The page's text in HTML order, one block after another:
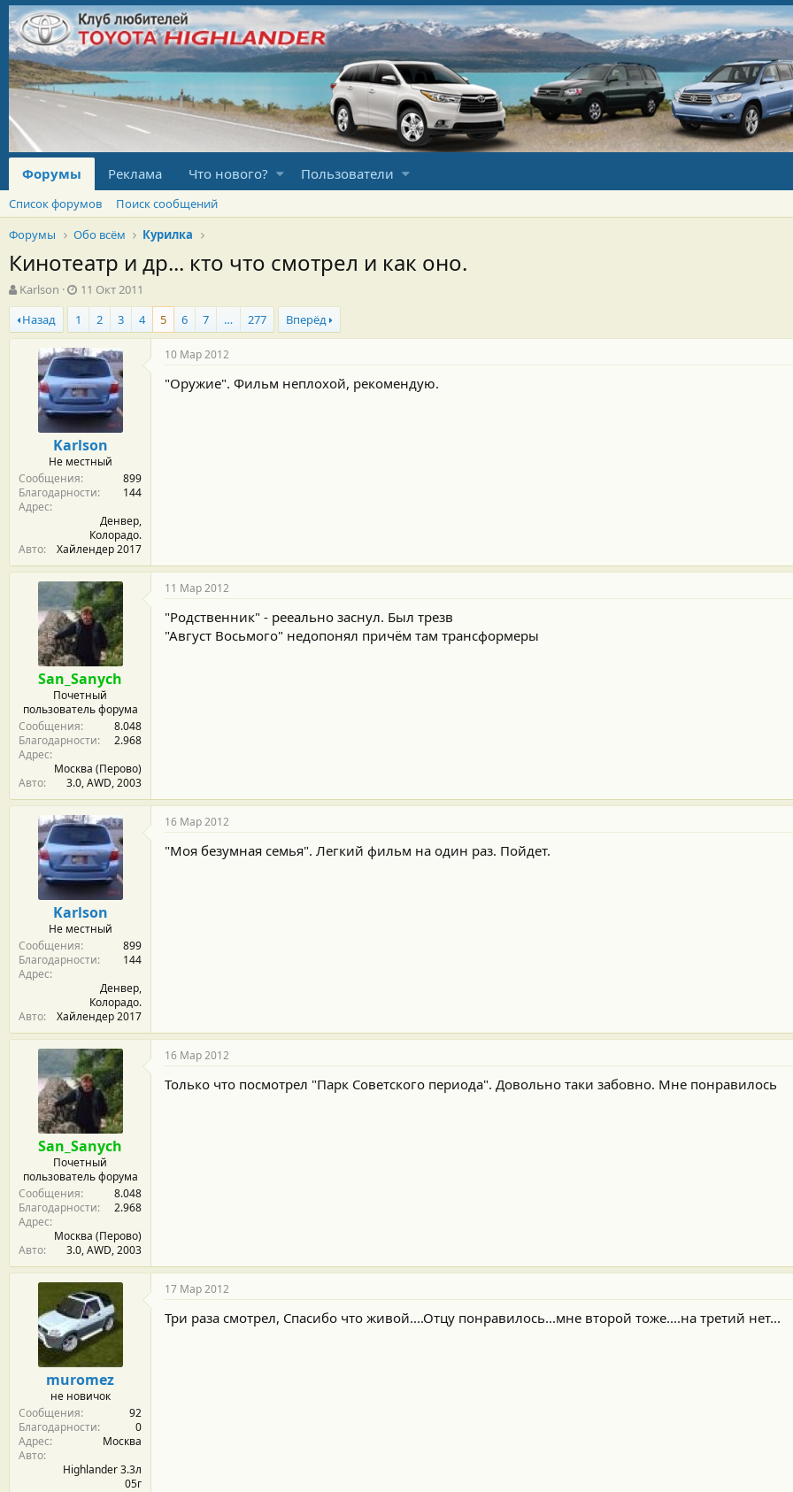
Форумы Реклама Что нового? Пользователи
Список форумов
Поиск сообщений
Форумы
Обо всём Курилка
Кинотеатр и др... кто что смотрел и как оно.
А
в
т
о
Karlson
Д
а
т
а
н
ч
а
л
а
11 Окт 2011
Назад
1 2 3 4 5 6 7 … 277 Вперёд
Karlson
Не местный
Сообщения
899
Благодарности
144
Адрес
Денвер,
Колорадо.
Авто
Хайлендер 2017
10 Мар 2012
"Оружие". Фильм неплохой, рекомендую.
San_Sanych
Почетный
пользователь форума
Сообщения
8.048
Благодарности
2.968
Адрес
Москва (Перово)
Авто
3.0, AWD, 2003
11 Мар 2012
"Родственник" - рееально заснул. Был трезв
"Август Восьмого" недопонял причём там трансформеры
Karlson
Не местный
Сообщения
899
Благодарности
144
Адрес
Денвер,
Колорадо.
Авто
Хайлендер 2017
16 Мар 2012
"Моя безумная семья". Легкий фильм на один раз. Пойдет.
San_Sanych
Почетный
пользователь форума
Сообщения
8.048
Благодарности
2.968
Адрес
Москва (Перово)
Авто
3.0, AWD, 2003
16 Мар 2012
Только что посмотрел "Парк Советского периода". Довольно таки забовно. Мне понравилось
muromez
не новичок
Сообщения
92
Благодарности
0
Адрес
Москва
Авто
Highlander 3.3л
05г
17 Мар 2012
Три раза смотрел, Спасибо что живой....Отцу понравилось...мне второй тоже....на третий нет...